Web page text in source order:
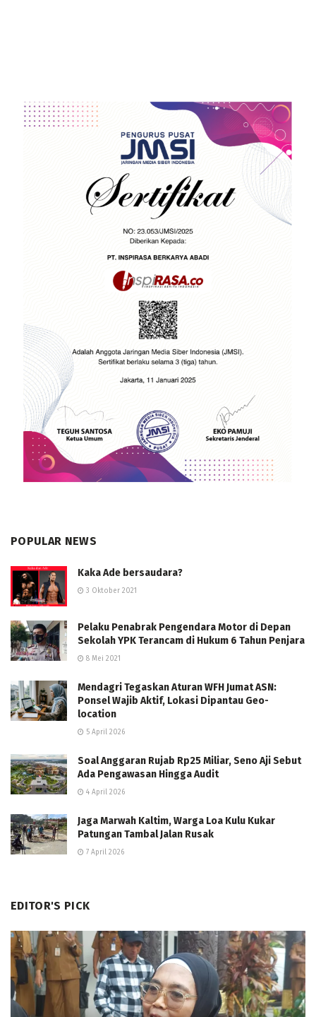
POPULAR NEWS
Kaka Ade bersaudara?
3 Oktober 2021
Pelaku Penabrak Pengendara Motor di Depan
Sekolah YPK Terancam di Hukum 6 Tahun Penjara
8 Mei 2021
Mendagri Tegaskan Aturan WFH Jumat ASN:
Ponsel Wajib Aktif, Lokasi Dipantau Geo-
location
5 April 2026
Soal Anggaran Rujab Rp25 Miliar, Seno Aji Sebut
Ada Pengawasan Hingga Audit
4 April 2026
Jaga Marwah Kaltim, Warga Loa Kulu Kukar
Patungan Tambal Jalan Rusak
7 April 2026
EDITOR'S PICK